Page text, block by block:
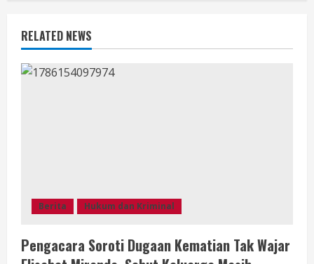
n
u
e
i
RELATED NEWS
Berita Hukum dan Kriminal
Pengacara Soroti Dugaan Kematian Tak Wajar